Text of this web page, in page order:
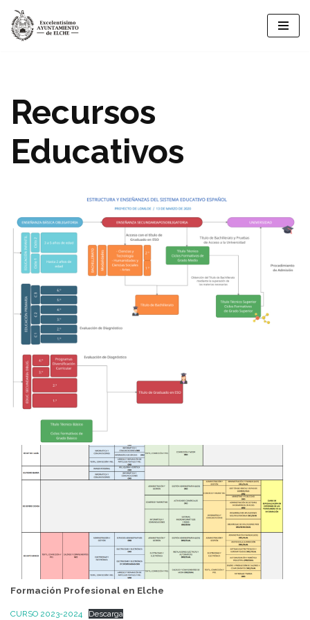
Saltar
Recursos
Educativos
Formación Profesional en Elche
CURSO 2023-2024 Descarga